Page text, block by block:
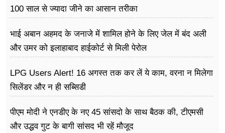
100 साल से ज्यादा जीने का आसान तरीका
भाई अबान अहमद के जनाजे में शामिल होने के लिए जेल में बंद अली
और उमर को इलाहाबाद हाईकोर्ट से मिली पेरोल
LPG Users Alert! 16 अगस्त तक कर लें ये काम, वरना न मिलेगा
सिलेंडर और न ही सब्सिडी
पीएम मोदी ने एनडीए के नए 45 सांसदो के साथ बैठक की, टीएमसी
और उद्धव गुट के बागी सांसद भी रहें मौजूद